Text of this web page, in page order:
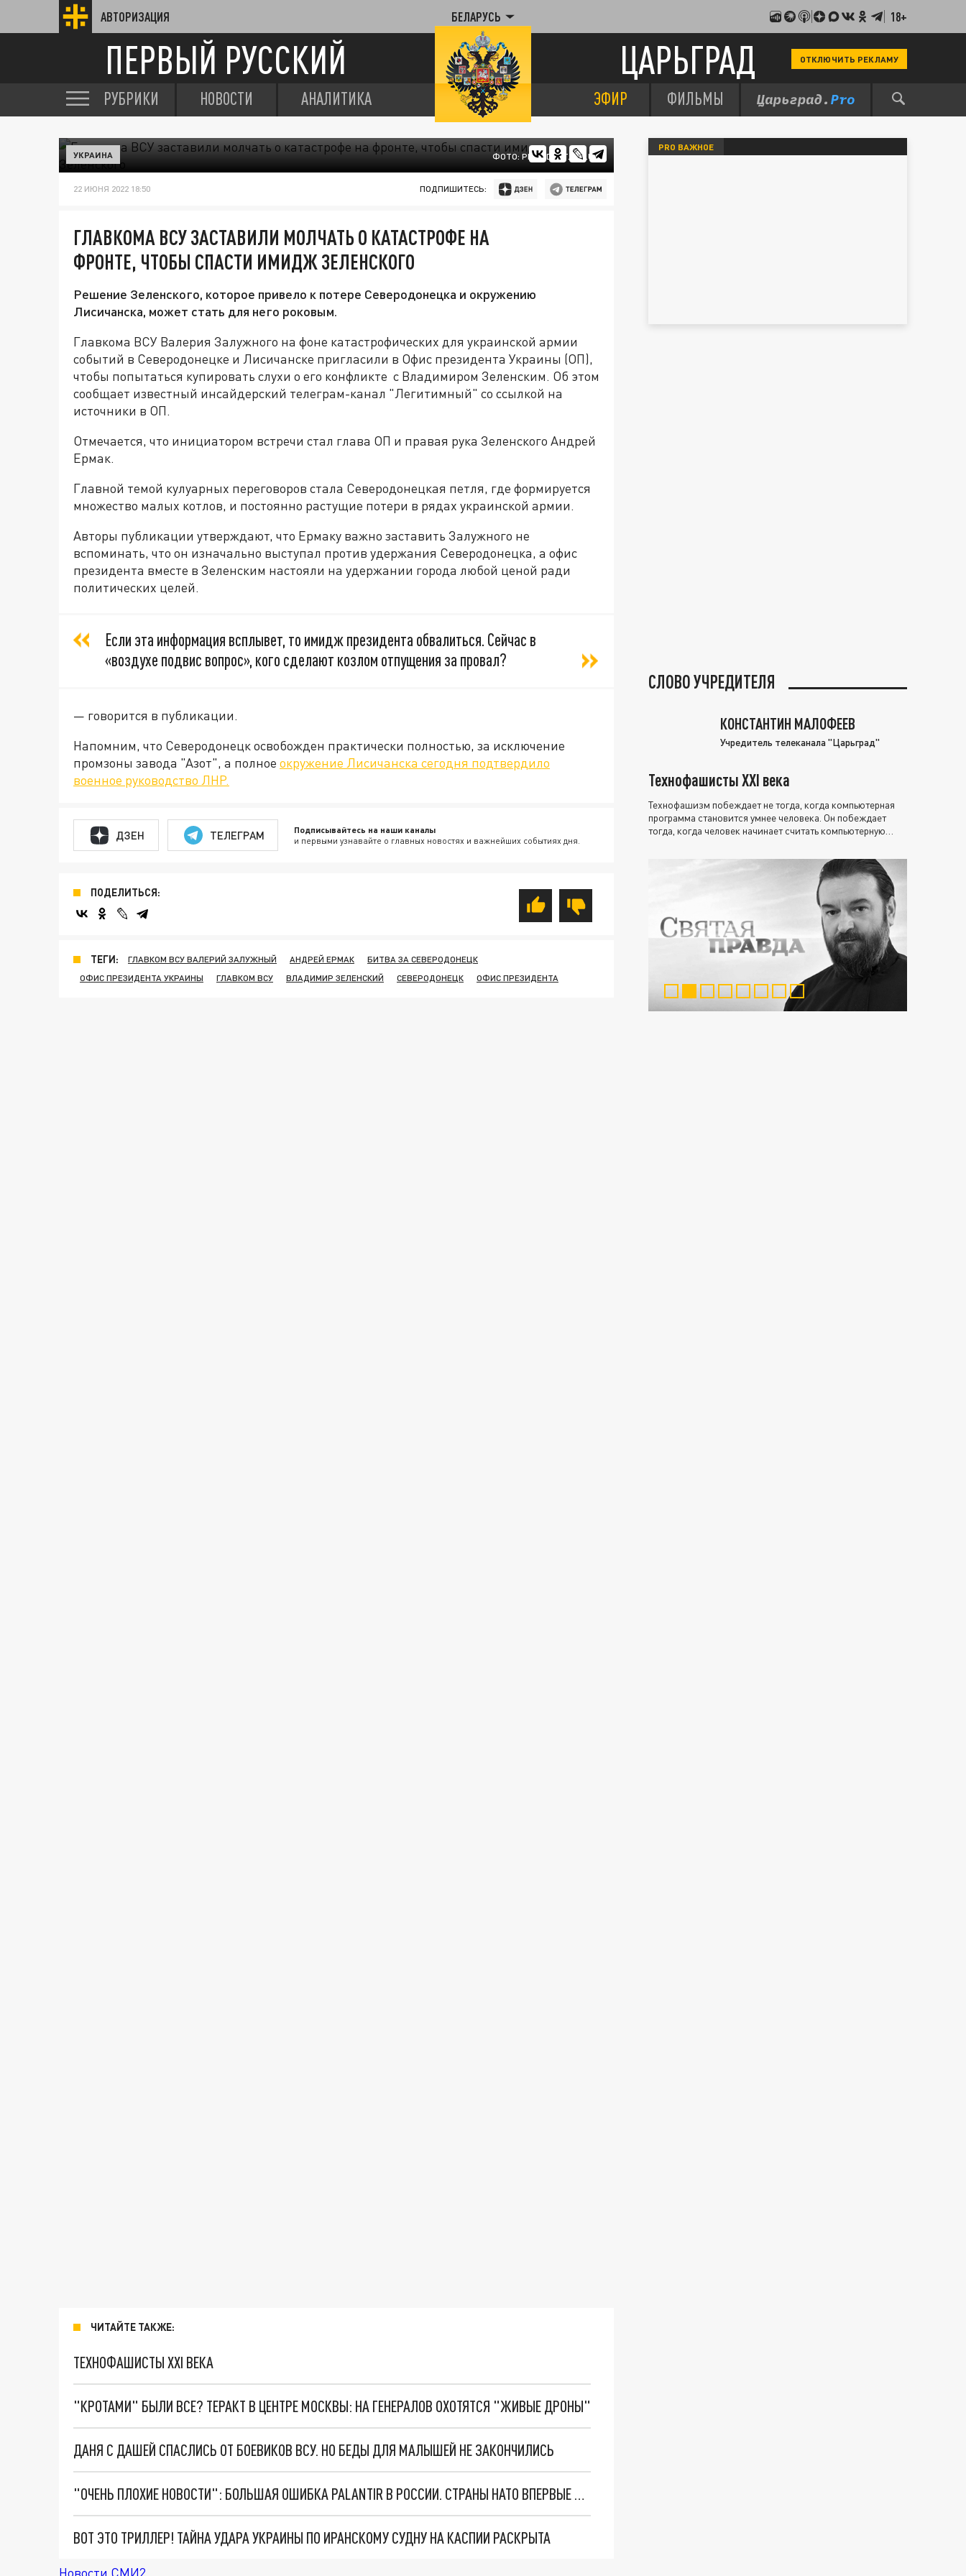
АВТОРИЗАЦИЯ БЕЛАРУСЬ 18+
ПЕРВЫЙ РУССКИЙ ЦАРЬГРАД ОТКЛЮЧИТЬ РЕКЛАМУ
РУБРИКИ НОВОСТИ АНАЛИТИКА ЭФИР ФИЛЬМЫ
ФОТО: PRESIDENT.GOV.UA
УКРАИНА
22 ИЮНЯ 2022 18:50 ПОДПИШИТЕСЬ:
ГЛАВКОМА ВСУ ЗАСТАВИЛИ МОЛЧАТЬ О КАТАСТРОФЕ НА
ФРОНТЕ, ЧТОБЫ СПАСТИ ИМИДЖ ЗЕЛЕНСКОГО
Решение Зеленского, которое привело к потере Северодонецка и окружению
Лисичанска, может стать для него роковым.
Главкома ВСУ Валерия Залужного на фоне катастрофических для украинской армии
событий в Северодонецке и Лисичанске пригласили в Офис президента Украины (ОП),
чтобы попытаться купировать слухи о его конфликте с Владимиром Зеленским. Об этом
сообщает известный инсайдерский телеграм-канал "Легитимный" со ссылкой на
источники в ОП.
Отмечается, что инициатором встречи стал глава ОП и правая рука Зеленского Андрей
Ермак.
Главной темой кулуарных переговоров стала Северодонецкая петля, где формируется
множество малых котлов, и постоянно растущие потери в рядах украинской армии.
Авторы публикации утверждают, что Ермаку важно заставить Залужного не
вспоминать, что он изначально выступал против удержания Северодонецка, а офис
президента вместе в Зеленским настояли на удержании города любой ценой ради
политических целей.
Если эта информация всплывет, то имидж президента обвалиться. Сейчас в
«воздухе подвис вопрос», кого сделают козлом отпущения за провал?
— говорится в публикации.
Напомним, что Северодонецк освобожден практически полностью, за исключение
промзоны завода "Азот", а полное окружение Лисичанска сегодня подтвердило
военное руководство ЛНР.
ДЗЕН ТЕЛЕГРАМ Подписывайтесь на наши каналы
и первыми узнавайте о главных новостях и важнейших событиях дня.
ПОДЕЛИТЬСЯ:
ТЕГИ: ГЛАВКОМ ВСУ ВАЛЕРИЙ ЗАЛУЖНЫЙ АНДРЕЙ ЕРМАК
БИТВА ЗА СЕВЕРОДОНЕЦК
ОФИС ПРЕЗИДЕНТА УКРАИНЫ
ГЛАВКОМ ВСУ ВЛАДИМИР ЗЕЛЕНСКИЙ СЕВЕРОДОНЕЦК ОФИС ПРЕЗИДЕНТА
ЧИТАЙТЕ ТАКЖЕ:
ТЕХНОФАШИСТЫ XXI ВЕКА
"КРОТАМИ" БЫЛИ ВСЕ? ТЕРАКТ В ЦЕНТРЕ МОСКВЫ: НА ГЕНЕРАЛОВ ОХОТЯТСЯ "ЖИВЫЕ ДРОНЫ"
ДАНЯ С ДАШЕЙ СПАСЛИСЬ ОТ БОЕВИКОВ ВСУ. НО БЕДЫ ДЛЯ МАЛЫШЕЙ НЕ ЗАКОНЧИЛИСЬ
"ОЧЕНЬ ПЛОХИЕ НОВОСТИ": БОЛЬШАЯ ОШИБКА PALANTIR В РОССИИ. СТРАНЫ НАТО ВПЕРВЫЕ ЗА СВО ОСТАНОВИЛИ ПОСТАВКИ ОРУЖИЯ. ВСУ ТЕРЯЮТ ПРИГРАНИЧЬЕ?
ВОТ ЭТО ТРИЛЛЕР! ТАЙНА УДАРА УКРАИНЫ ПО ИРАНСКОМУ СУДНУ НА КАСПИИ РАСКРЫТА
Новости СМИ2
PRO ВАЖНОЕ
СЛОВО УЧРЕДИТЕЛЯ
КОНСТАНТИН МАЛОФЕЕВ
Учредитель телеканала "Царьград"
Технофашисты XXI века
Технофашизм побеждает не тогда, когда компьютерная
программа становится умнее человека. Он побеждает
тогда, когда человек начинает считать компьютерную